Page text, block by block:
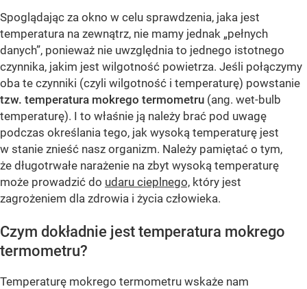
Spoglądając za okno w celu sprawdzenia, jaka jest
temperatura na zewnątrz, nie mamy jednak „pełnych
danych”, ponieważ nie uwzględnia to jednego istotnego
czynnika, jakim jest wilgotność powietrza. Jeśli połączymy
oba te czynniki (czyli wilgotność i temperaturę) powstanie
tzw. temperatura mokrego termometru (ang. wet-bulb
temperaturę). I to właśnie ją należy brać pod uwagę
podczas określania tego, jak wysoką temperaturę jest
w stanie znieść nasz organizm. Należy pamiętać o tym,
że długotrwałe narażenie na zbyt wysoką temperaturę
może prowadzić do udaru cieplnego, który jest
zagrożeniem dla zdrowia i życia człowieka.
Czym dokładnie jest temperatura mokrego
termometru?
Temperaturę mokrego termometru wskaże nam